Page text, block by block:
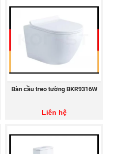
Bàn cầu treo tường BKR9316W
Liên hệ